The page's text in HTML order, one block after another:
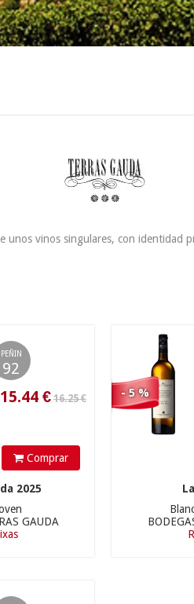
unos vinos singulares, con identidad
PEÑIN
92
Comprar
2025
GAUDA
- 5 %